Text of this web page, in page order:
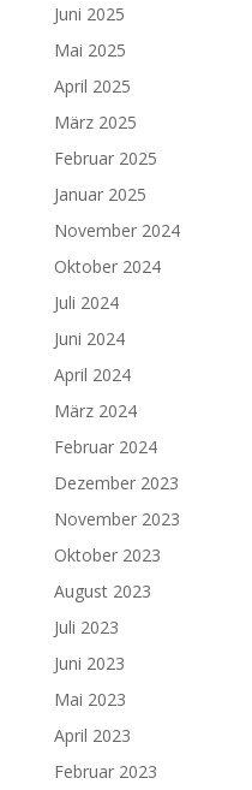
Juni 2025
Mai 2025
April 2025
März 2025
Februar 2025
Januar 2025
November 2024
Oktober 2024
Juli 2024
Juni 2024
April 2024
März 2024
Februar 2024
Dezember 2023
November 2023
Oktober 2023
August 2023
Juli 2023
Juni 2023
Mai 2023
April 2023
Februar 2023